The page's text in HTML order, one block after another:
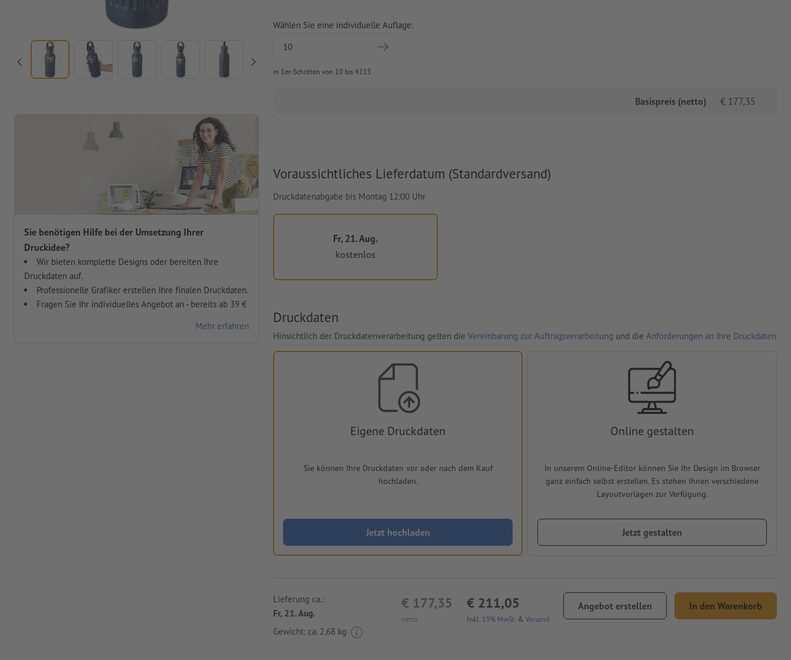
Sie benötigen Hilfe bei der Umsetzung Ihrer
Druckidee?
Wir bieten komplette Designs oder bereiten Ihre
Druckdaten auf.
Professionelle Grafiker erstellen Ihre finalen Druckdaten.
Fragen Sie Ihr individuelles Angebot an - bereits ab 39 €
Mehr erfahren
Wählen Sie eine individuelle Auflage:
in 1er-Schritten von 10 bis 4115
Basispreis (netto) € 177,35
Voraussichtliches Lieferdatum (Standardversand)
Druckdatenabgabe bis Montag 12:00 Uhr
Fr, 21. Aug.
kostenlos
Druckdaten
Hinsichtlich der Druckdatenverarbeitung gelten die Vereinbarung zur Auftragsverarbeitung und die Anforderungen an Ihre Druckdaten
Eigene Druckdaten
Sie können Ihre Druckdaten vor oder nach dem Kauf
hochladen.
Jetzt hochladen
Online gestalten
In unserem Online-Editor können Sie Ihr Design im Browser
ganz einfach selbst erstellen. Es stehen Ihnen verschiedene
Layoutvorlagen zur Verfügung.
Jetzt gestalten
netto
€ 177,35
Inkl. 19% MwSt. & Versand
€ 211,05 Angebot erstellen In den Warenkorb
Lieferung ca.:
Fr, 21. Aug.
Gewicht: ca. 2,68 kg